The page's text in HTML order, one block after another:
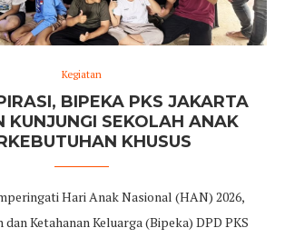
Kegiatan
BIPEKA PKS JAKARTA
KUNJUNGI SEKOLAH ANAK
KHUSUS
Hari Anak Nasional (HAN) 2026,
Ketahanan Keluarga (Bipeka) DPD PKS